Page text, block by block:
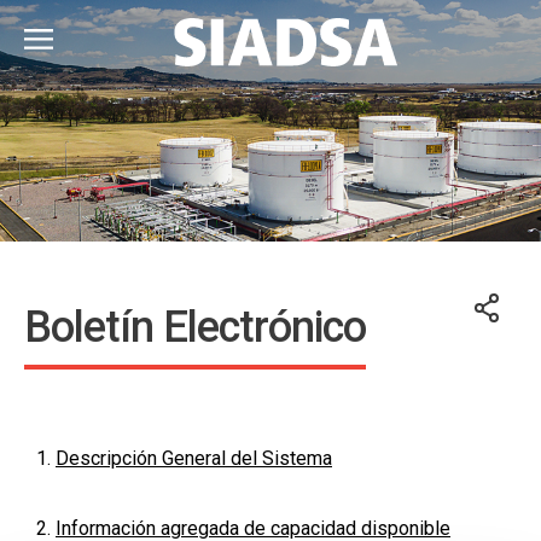
Boletín Electrónico
1. Descripción General del Sistema
2. Información agregada de capacidad disponible